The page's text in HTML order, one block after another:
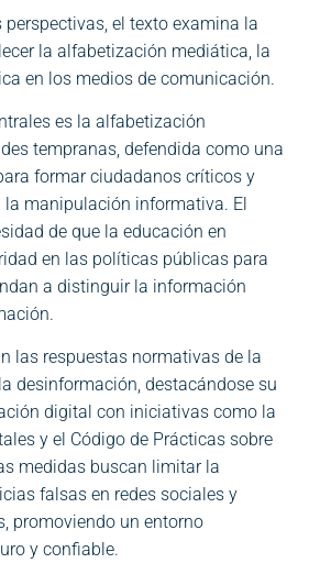
el texto examina la
la alfabetización mediática, la
en los medios de comunicación.
es la alfabetización
tempranas, defendida como una
formar ciudadanos críticos y
la manipulación informativa. El
de que la educación en
en las políticas públicas para
a distinguir la información
las respuestas normativas de la
desinformación, destacándose su
digital con iniciativas como la
y el Código de Prácticas sobre
medidas buscan limitar la
falsas en redes sociales y
promoviendo un entorno
y confiable.